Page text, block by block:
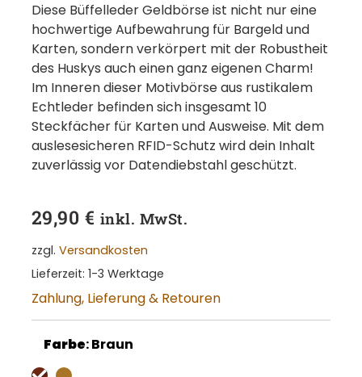
Diese Büffelleder Geldbörse ist nicht nur eine
hochwertige Aufbewahrung für Bargeld und
Karten, sondern verkörpert mit der Robustheit
des Huskys auch einen ganz eigenen Charm!
Im Inneren dieser Motivbörse aus rustikalem
Echtleder befinden sich insgesamt 10
Steckfächer für Karten und Ausweise. Mit dem
auslesesicheren RFID-Schutz wird dein Inhalt
zuverlässig vor Datendiebstahl geschützt.
29,90 € inkl. MwSt.
zzgl. Versandkosten
Lieferzeit: 1-3 Werktage
Zahlung, Lieferung & Retouren
Farbe:Braun